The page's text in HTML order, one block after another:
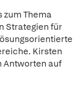
zum Thema
Strategien für
Kirsten
Antworten auf